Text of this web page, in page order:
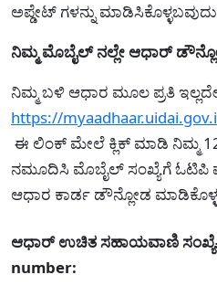
ಅಪ್ಡೇಟ್ ಗಳನ್ನು
ನಿಮ್ಮ ಮೊಬೈಲ್ ನಲ್ಲೇ ಆಧಾರ್
ನಿಮ್ಮ ಬಳಿ ಆಧಾರ‍ ಮೂಲ ಪ್ರತಿ
https://
ಈ ಲಿಂಕ್ ಮೇಲೆ ಕ್ಲಿಕ್ ಮಾಡಿ ನಿಮ್ಮ
ನಮೂದಿಸಿ ಮೊಬೈಲ್ ಸಂಖ್ಯೆಗೆ ಓಟಿಪಿ
ಆಧಾರ‍ ಕಾರ್ಡ ಡೌನ್ಲೋಡ
ಆಧಾರ್ ಉಚಿತ ಸಹಾಯವಾಣಿ
number: